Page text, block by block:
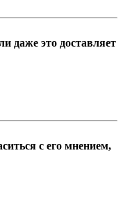
даже это доставляет
с его мнением,